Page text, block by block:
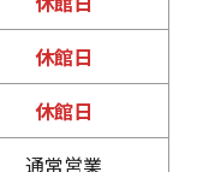
休館日
休館日
通常営業